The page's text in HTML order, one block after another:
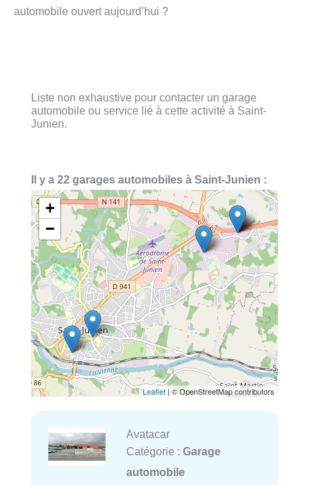
automobile ouvert aujourd’hui ?
Liste non exhaustive pour contacter un garage
automobile ou service lié à cette activité à Saint-
Junien.
Il y a 22 garages automobiles à Saint-Junien :
+
−
Leaflet | © OpenStreetMap contributors
Avatacar
Catégorie : Garage
automobile